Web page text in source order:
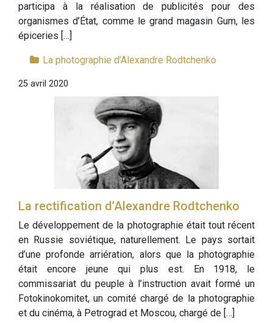
participa à la réalisation de publicités pour des
organismes d’État, comme le grand magasin Gum, les
épiceries […]
La photographie d’Alexandre Rodtchenko
25 avril 2020
La rectification d’Alexandre Rodtchenko
Le développement de la photographie était tout récent
en Russie soviétique, naturellement. Le pays sortait
d’une profonde arriération, alors que la photographie
était encore jeune qui plus est. En 1918, le
commissariat du peuple à l’instruction avait formé un
Fotokinokomitet, un comité chargé de la photographie
et du cinéma, à Petrograd et Moscou, chargé de […]